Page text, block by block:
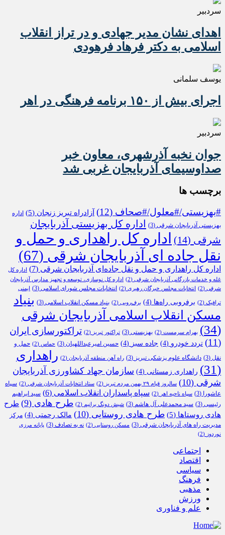
سردبیر
اهدای نشان مدیر جهادی و در تراز انقلاب
اسلامی به دکتر فرهاد فرهودی
یوسف سلمانی
اجرای بیش از ۱۵۰ برنامه فرهنگی در اهر
سردبیر
جوان نخبه آذرشهری، معاون خبر
صداوسیمای آذربایجان غربی شد
برچسب ها
#بهزیستی/#معلول/#صحاف (12) آزادراه تبریز زنجان (5)
اداره
بهزیستی آذربایجان شرقی (3)
اداره کل بهزیستی آذربایجان
شرقی (14)
اداره کل راهداری و حمل و
نقل جاده ای آذربایجان شرقی (67)
اداره کل راهداری و حمل و نقل جاده‌ای آذربایجان شرقی (7)
اداره کل
غله و خدمات بازرگانی آذربایجان شرقی (2)
اداره کل نوسازی، توسعه و تجهیز مدارس آذربایجان
شرقی (2) انتخابات مجلس خبرگان رهبری (2) انتخابات مجلس شورای اسلامی (3) ایمنی
ترافیک (2) برفروبی راه‌ها (4) برف‌روبی (2) بنیاد مسکن انقلاب اسلامی (3)
بنیاد
مسکن انقلاب اسلامی آذربایجان شرقی
(34)
بهرام سرمست (2) بهزیستی (3) تراکتور تبریز (2)
تراکتورسازی ایران
(11)
تردد خودرو (4) جاده سبز (4) حسین امیرعبداللهیان (3) حماس (2)
حمل و
نقل (3) دانشگاه علوم پزشکی تبریز (3) راه آهن منطقه آذربایجان (2)
راهداری
(31)
راهداری زمستانی (4)
سازمان جهاد کشاورزی آذربایجان
شرقی (10) سالروز قیام ۲۹ بهمن مردم تبریز (2) ستاد انتخابات آذربایجان شرقی (2)
سپاه
عاشورا
(3) سپاه ناحیه اهر (2) سپاه پاسداران انقلاب اسلامی (6)
سید ابراهیم
رئیسی (3) سید محمدعلی آل هاشم (3) شیش دونگ برانیم (2) طرح هادی (9)
طرح
هادی روستاها (5) طرح هادی روستایی (10) مالک رحمتی (4)
مرکز
مدیریت راه های آذربایجان شرقی (3) مسکن روستایی (2) نه به تصادف (3)
پایانه مرزی
نوردوز (2)
اجتماعی
اقتصاد
سیاسی
فرهنگ
مذهبی
ورزش
علم و فناوری